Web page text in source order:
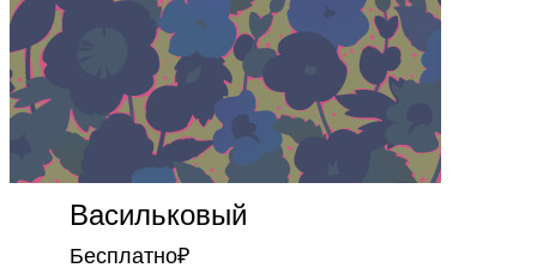
Васильковый
Бесплатно₽